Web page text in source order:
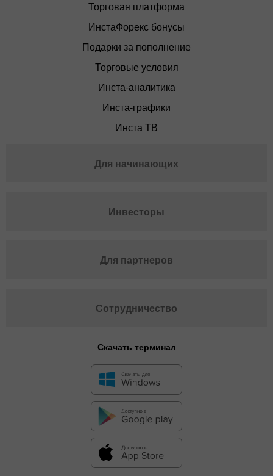
Торговая платформа
ИнстаФорекс бонусы
Подарки за пополнение
Торговые условия
Инста-аналитика
Инста-графики
Инста ТВ
Для начинающих
Инвесторы
Для партнеров
Сотрудничество
Скачать терминал